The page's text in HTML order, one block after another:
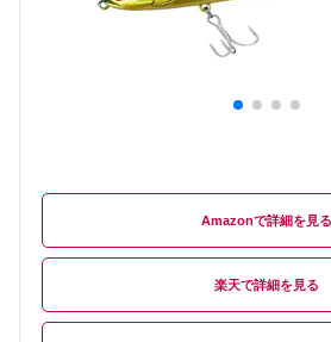
Amazon
楽天